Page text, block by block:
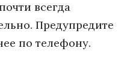
всегда
Предупредите
по телефону.